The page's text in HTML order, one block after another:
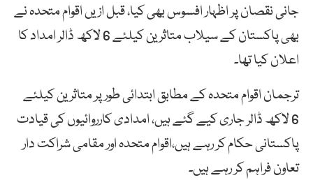
جانی نقصان پر اظہار افسوس بھی کیا، قبل ازیں اقوام متحدہ نے
بھی پاکستان کے سیلاب متاثرین کیلئے 6 لاکھ ڈالر امداد کا
اعلان کیا تھا۔
ترجمان اقوام متحدہ کے مطابق ابتدائی طور پر متاثرین کیلئے
6 لاکھ ڈالر جاری کیے گئے ہیں، امدادی کارروائیوں کی قیادت
پاکستانی حکام کر رہے ہیں،اقوام متحدہ اور مقامی شراکت دار
تعاون فراہم کر رہے ہیں۔